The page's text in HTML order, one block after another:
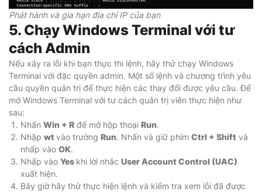
Phát hành và gia hạn địa chỉ IP của bạn
5. Chạy Windows Terminal với tư
cách Admin
Nếu xảy ra lỗi khi bạn thực thi lệnh, hãy thử chạy Windows
Terminal với đặc quyền admin. Một số lệnh và chương trình yêu
cầu quyền quản trị để thực hiện các thay đổi được yêu cầu. Để
mở Windows Terminal với tư cách quản trị viên thực hiện như
sau:
Nhấn Win + R để mở hộp thoại Run.
Nhập wt vào trường Run. Nhấn và giữ phím Ctrl + Shift và
nhấp vào OK.
Nhấp vào Yes khi lời nhắc User Account Control (UAC)
xuất hiện.
Bây giờ hãy thử thực hiện lệnh và kiểm tra xem lỗi đã được